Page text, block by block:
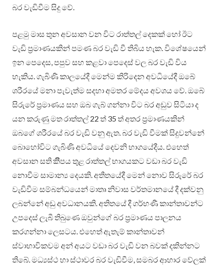
බර වැඩිවීම සිදු වේ.
පළමු මාස තුන අවසාන වන විට රාත්තල් දෙකක් හෝ ඊට
වැඩි ප‍්‍රමාණයකින් පමණ බර වැඩි වී තිබිය හැක. විශේෂයෙන්
ඉන පෙදෙස, පපුව සහ කළවා පෙදෙස් වල බර වැඩි විය
හැකිය. ගැබිණි කාලයේදී මෙන්ම කිරිදෙන අවධියේදී ඔබේ
ශරීරයේ මනා පැවැත්ම සදහා අමතර මේදය අවශය වේ. ඔබේ
සිරුරේ ප‍්‍රමාණය සහ ඔබ ගැබ් ගන්නා විට බර අඩුව සිටියා ද
යන කරුණු මත රාත්තල් 22 ත් 35 ත් අතර ප‍්‍රමාණයකින්
ඔබගේ ශරීරයේ බර වැඩි වනු ඇත. බර වැඩි වීමක් සිදුවන්නේ
බොහෝවිට ගැබිණි අවධියේ දෙවනි භාගයේදීය. එහෙත්
අවසාන සති කීිපය තුළ රාත්තල් භාගයකට වඩා බර වැඩි
නොවීම සාමාන්‍ය දෙයකි. අතීතයේදී මෙන් නොව සිරුරේ බර
වැඩිවීම සම්බන්ධයෙන් මාතෘ නිවාස වර්තමානයේ දී දක්වනු
ලබන්නේ අඩු අවධානයකි. අතිතයේ දී ගර්භණී කාන්තාවන්ට
උපදෙස් ලැබී තිබුණෙ ඔවුන්ගේ බර ප‍්‍රමාණය පාලනය
කරගන්නා ලෙසටය. එහෙත් ඇතැම් කාන්තාවන්
ස්වාභාවිකවම අන් අයට වඩා බර වැඩි වන බවක් දකින්නට
තිබේ. මධ්‍යස්ථ හා ස්ථාවර බර වැඩිවීම, සමබර ආහාර වේලක්